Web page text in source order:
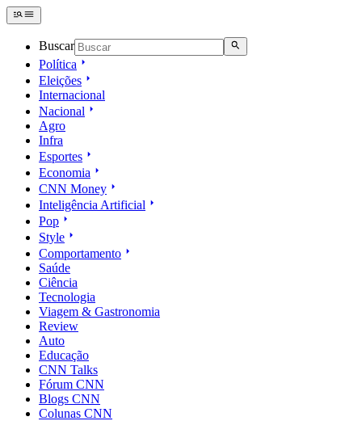
Buscar
Política
Eleições
Internacional
Nacional
Agro
Infra
Esportes
Economia
CNN Money
Inteligência Artificial
Pop
Style
Comportamento
Saúde
Ciência
Tecnologia
Viagem & Gastronomia
Review
Auto
Educação
CNN Talks
Fórum CNN
Blogs CNN
Colunas CNN